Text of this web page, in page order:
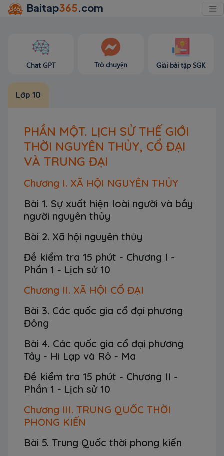
Baitap365.com
Chat GPT Trò chuyện Giải bài tập SGK
Lớp 10
PHẦN MỘT. LỊCH SỬ THẾ GIỚI
THỜI NGUYÊN THỦY, CỔ ĐẠI
VÀ TRUNG ĐẠI
Chương I. XÃ HỘI NGUYÊN THỦY
Bài 1. Sự xuất hiện loài người và bầy
người nguyên thủy
Bài 2. Xã hội nguyên thủy
Đề kiểm tra 15 phút - Chương I -
Phần 1 - Lịch sử 10
Chương II. XÃ HỘI CỔ ĐẠI
Bài 3. Các quốc gia cổ đại phương
Đông
Bài 4. Các quốc gia cổ đại phương
Tây - Hi Lạp và Rô - Ma
Đề kiểm tra 15 phút - Chương II -
Phần 1 - Lịch sử 10
Chương III. TRUNG QUỐC THỜI
PHONG KIẾN
Bài 5. Trung Quốc thời phong kiến